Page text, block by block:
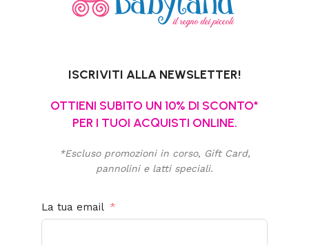
ISCRIVITI ALLA NEWSLETTER!
OTTIENI SUBITO UN 10% DI SCONTO*
PER I TUOI ACQUISTI ONLINE.
*Escluso promozioni in corso, Gift Card,
pannolini e latti speciali.
La tua email